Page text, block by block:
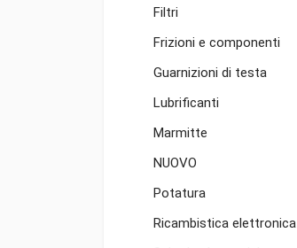
Filtri
Frizioni e componenti
Guarnizioni di testa
Lubrificanti
Marmitte
NUOVO
Potatura
Ricambistica elettronica